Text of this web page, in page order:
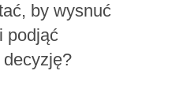
by wysnuć
podjąć